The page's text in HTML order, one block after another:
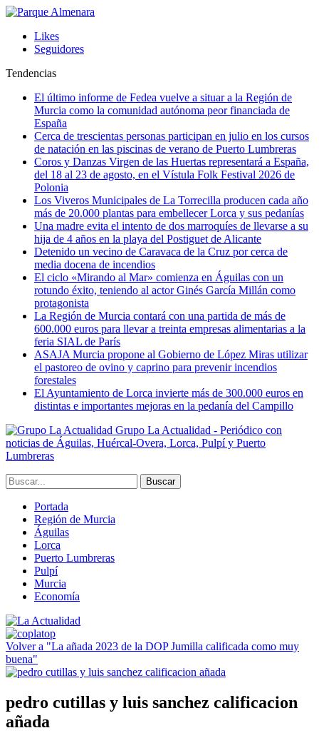
Likes
Seguidores
Tendencias
El último informe de Fedea vuelve a situar a la Región de
Murcia como la comunidad autónoma peor financiada de
España
Cerca de trescientas personas participan en julio en los cursos
de natación en las piscinas de verano de Puerto Lumbreras
Coros y Danzas Virgen de las Huertas representará a España,
del 18 al 23 de agosto, en el Vístula Folk Festival 2026 de
Polonia
Los Viveros Municipales de La Torrecilla producen cada año
más de 20.000 plantas para embellecer Lorca y sus pedanías
Una madre evita el intento de dos marroquíes de llevarse a su
hija de 4 años en la playa del Postiguet de Alicante
Detenido un vecino de Caravaca de la Cruz por cerca de
media docena de incendios
El ciclo «Mirando al Mar» comienza en Águilas con un
rotundo éxito, teniendo al actor Ginés García Millán como
protagonista
La Región de Murcia contará con una partida de más de
600.000 euros para llevar a treinta empresas alimentarias a la
feria SIAL de París
ASAJA Murcia propone al Gobierno de López Miras utilizar
el pastoreo de ovino y caprino para prevenir incendios
forestales
El Ayuntamiento de Lorca invierte más de 300.000 euros en
distintas e importantes mejoras en la pedanía del Campillo
Grupo La Actualidad - Periódico con
noticias de Águilas, Huércal-Overa, Lorca, Pulpí y Puerto
Lumbreras
Portada
Región de Murcia
Águilas
Lorca
Puerto Lumbreras
Pulpí
Murcia
Economía
Volver a "La añada 2023 de la DOP Jumilla calificada como muy
buena"
pedro cutillas y luis sanchez calificacion
añada